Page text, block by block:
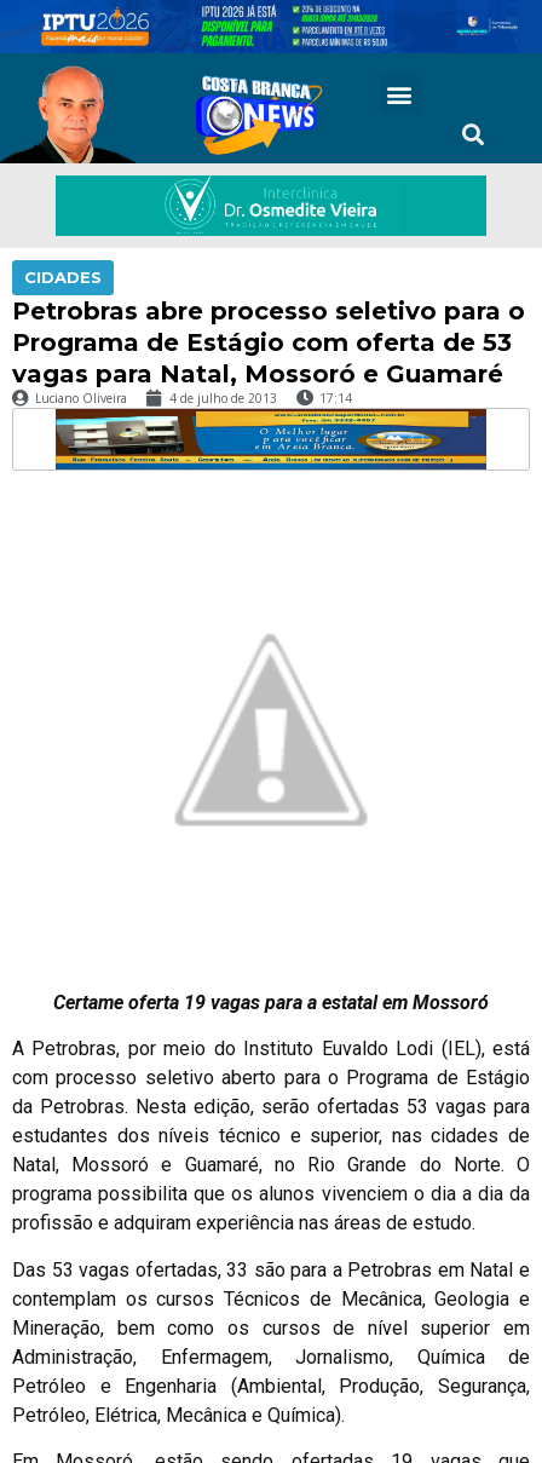
CIDADES
Petrobras abre processo seletivo para o
Programa de Estágio com oferta de 53
vagas para Natal, Mossoró e Guamaré
Luciano Oliveira 4 de julho de 2013 17:14
Certame oferta 19 vagas para a estatal em Mossoró
A Petrobras, por meio do Instituto Euvaldo Lodi (IEL), está
com processo seletivo aberto para o Programa de Estágio
da Petrobras. Nesta edição, serão ofertadas 53 vagas para
estudantes dos níveis técnico e superior, nas cidades de
Natal, Mossoró e Guamaré, no Rio Grande do Norte. O
programa possibilita que os alunos vivenciem o dia a dia da
profissão e adquiram experiência nas áreas de estudo.
Das 53 vagas ofertadas, 33 são para a Petrobras em Natal e
contemplam os cursos Técnicos de Mecânica, Geologia e
Mineração, bem como os cursos de nível superior em
Administração, Enfermagem, Jornalismo, Química de
Petróleo e Engenharia (Ambiental, Produção, Segurança,
Petróleo, Elétrica, Mecânica e Química).